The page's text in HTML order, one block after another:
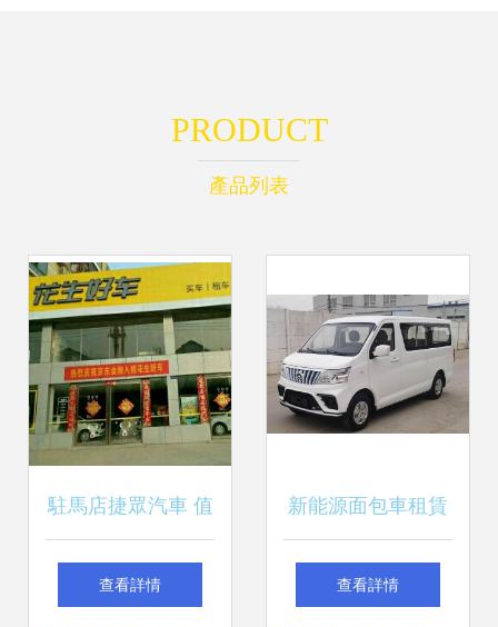
PRODUCT
產品列表
駐馬店捷眾汽車 值
得信賴的二手車經
查看詳情
新能源面包車租賃
與二手車經銷全攻
查看詳情